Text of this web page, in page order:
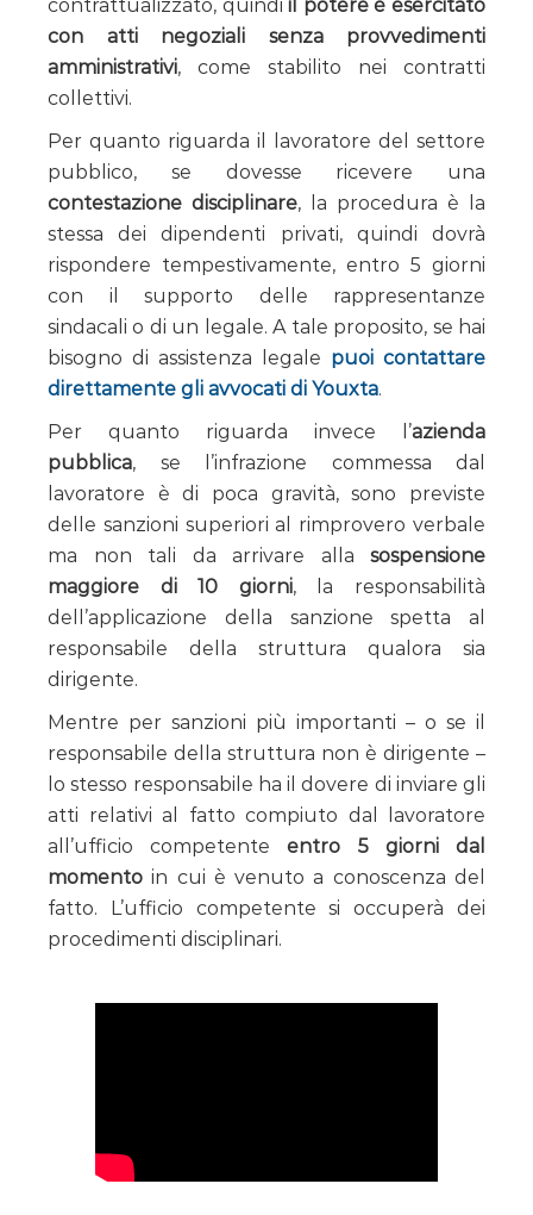
contrattualizzato, quindiil potere è esercitato
con atti negoziali senza provvedimenti
amministrativi, come stabilito nei contratti
collettivi.
Per quanto riguarda il lavoratore del settore
pubblico, se dovesse ricevere una
contestazione disciplinare, la procedura è la
stessa dei dipendenti privati, quindi dovrà
rispondere tempestivamente, entro 5 giorni
con il supporto delle rappresentanze
sindacali o di un legale. A tale proposito, se hai
bisogno di assistenza legale puoi contattare
direttamente gli avvocati di Youxta.
Per quanto riguarda invece l’azienda
pubblica, se l’infrazione commessa dal
lavoratore è di poca gravità, sono previste
delle sanzioni superiori al rimprovero verbale
ma non tali da arrivare alla sospensione
maggiore di 10 giorni, la responsabilità
dell’applicazione della sanzione spetta al
responsabile della struttura qualora sia
dirigente.
Mentre per sanzioni più importanti – o se il
responsabile della struttura non è dirigente –
lo stesso responsabile ha il dovere di inviare gli
atti relativi al fatto compiuto dal lavoratore
all’ufficio competenteentro 5 giorni dal
momento in cui è venuto a conoscenza del
fatto. L’ufficio competente si occuperà dei
procedimenti disciplinari.